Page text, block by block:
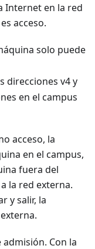
Internet en la red
acceso.
solo puede
direcciones v4 y
en el campus
acceso, la
en el campus,
fuera del
la red externa.
y salir, la
admisión. Con la